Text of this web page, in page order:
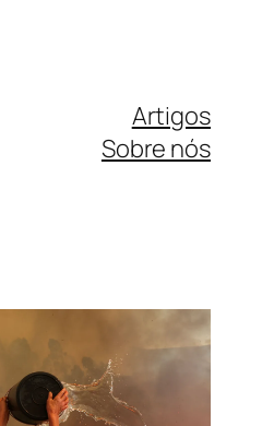
Artigos
Sobre nós